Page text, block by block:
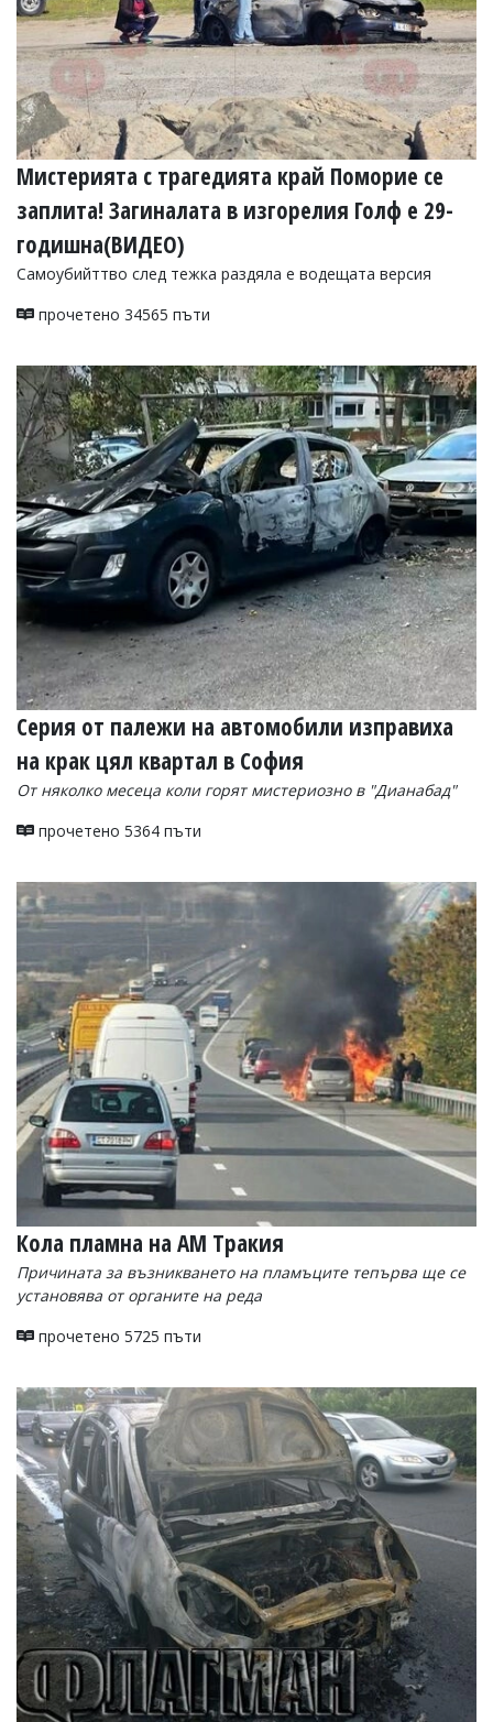
Мистерията с трагедията край Поморие се
заплита! Загиналата в изгорелия Голф е 29-
годишна(ВИДЕО)
Самоубийттво след тежка раздяла е водещата версия
прочетено 34565 пъти
Серия от палежи на автомобили изправиха
на крак цял квартал в София
От няколко месеца коли горят мистериозно в "Дианабад"
прочетено 5364 пъти
Кола пламна на АМ Тракия
Причината за възникването на пламъците тепърва ще се
установява от органите на реда
прочетено 5725 пъти